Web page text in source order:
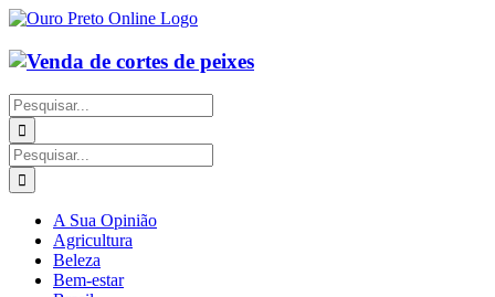
Ir
o
conteúdo
Buscar
resultados
para:
Buscar
resultados
para:
A Sua Opinião
Agricultura
Beleza
Bem-estar